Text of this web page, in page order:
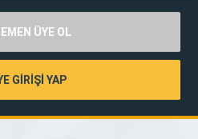
ÜYE OL
GİRİŞİ YAP